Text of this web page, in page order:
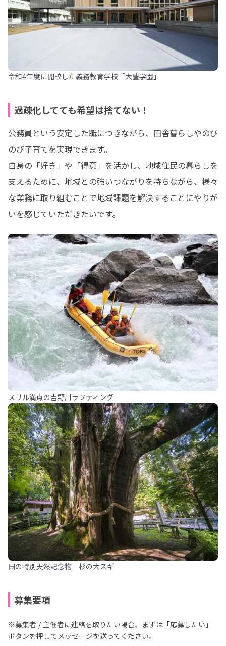
令和4年度に開校した義務教育学校「大豊学園」
過疎化してても希望は捨てない！
公務員という安定した職につきながら、田舎暮らしやのび
のび子育てを実現できます。
自身の「好き」や「得意」を活かし、地域住民の暮らしを
支えるために、地域との強いつながりを持ちながら、様々
な業務に取り組むことで地域課題を解決することにやりが
いを感じていただきたいです。
スリル満点の吉野川ラフティング
国の特別天然記念物 杉の大スギ
募集要項
※募集者 / 主催者に連絡を取りたい場合、まずは「応募したい」
ボタンを押してメッセージを送ってください。